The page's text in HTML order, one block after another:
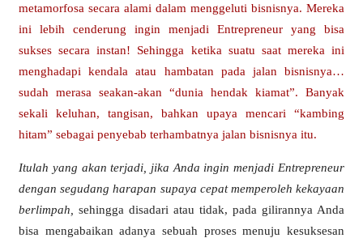
metamorfosa secara alami dalam menggeluti bisnisnya. Mereka
ini lebih cenderung ingin menjadi Entrepreneur yang bisa
sukses secara instan! Sehingga ketika suatu saat mereka ini
menghadapi kendala atau hambatan pada jalan bisnisnya…
sudah merasa seakan-akan “dunia hendak kiamat”. Banyak
sekali keluhan, tangisan, bahkan upaya mencari “kambing
hitam” sebagai penyebab terhambatnya jalan bisnisnya itu.
Itulah yang akan terjadi, jika Anda ingin menjadi Entrepreneur
dengan segudang harapan supaya cepat memperoleh kekayaan
berlimpah,
sehingga disadari atau tidak, pada gilirannya Anda
bisa mengabaikan adanya sebuah proses menuju kesuksesan